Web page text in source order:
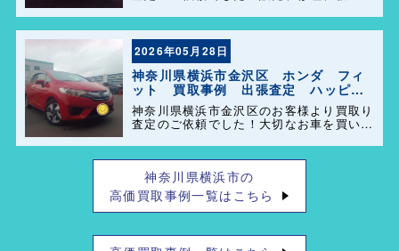
で困った事があれば、気軽にご相談して下
さい(^o^)／
2026年05月28日
神奈川県横浜市金沢区 ホンダ フィ
ット 買取事例 出張査定 ハッピー
カーズ港南店！
神奈川県横浜市金沢区のお客様より買取り
査定のご依頼でした！大切なお車を買い取
も弊社の事をよろしくお願いします＼
(^o^)／
神奈川県横浜市の
高価買取事例一覧はこちら